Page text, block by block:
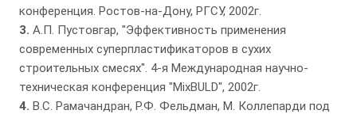
конференция. Ростов-на-Дону, РГСУ, 2002г.
3. А.П. Пустовгар, "Эффективность применения
современных суперпластификаторов в сухих
строительных смесях". 4-я Международная научно-
техническая конференция "MixBULD", 2002г.
4. В.С. Рамачандран, Р.Ф. Фельдман, М. Коллепарди под